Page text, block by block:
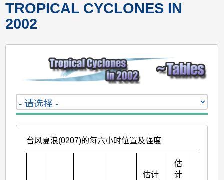
TROPICAL CYCLONES IN
2002
台风夏浪(0207)的每六小时位置及强度
估计
估
计